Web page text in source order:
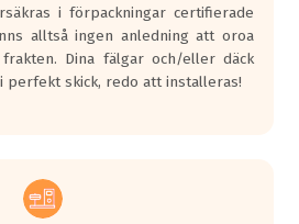
i förpackningar certifierade
alltså ingen anledning att oroa
Dina fälgar och/eller däck
perfekt skick, redo att installeras!